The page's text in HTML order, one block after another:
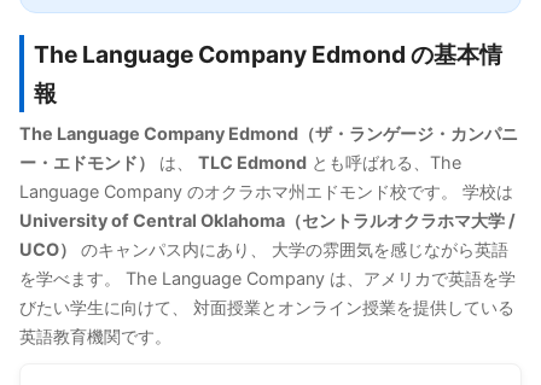
The Language Company Edmond の基本情
報
The Language Company Edmond（ザ・ランゲージ・カンパニ
ー・エドモンド）
は、 TLC Edmond とも呼ばれる、The
Language Company のオクラホマ州エドモンド校です。 学校は
University of Central Oklahoma（セントラルオクラホマ大学 /
UCO）
のキャンパス内にあり、 大学の雰囲気を感じながら英語
を学べます。 The Language Company は、アメリカで英語を学
びたい学生に向けて、 対面授業とオンライン授業を提供している
英語教育機関です。